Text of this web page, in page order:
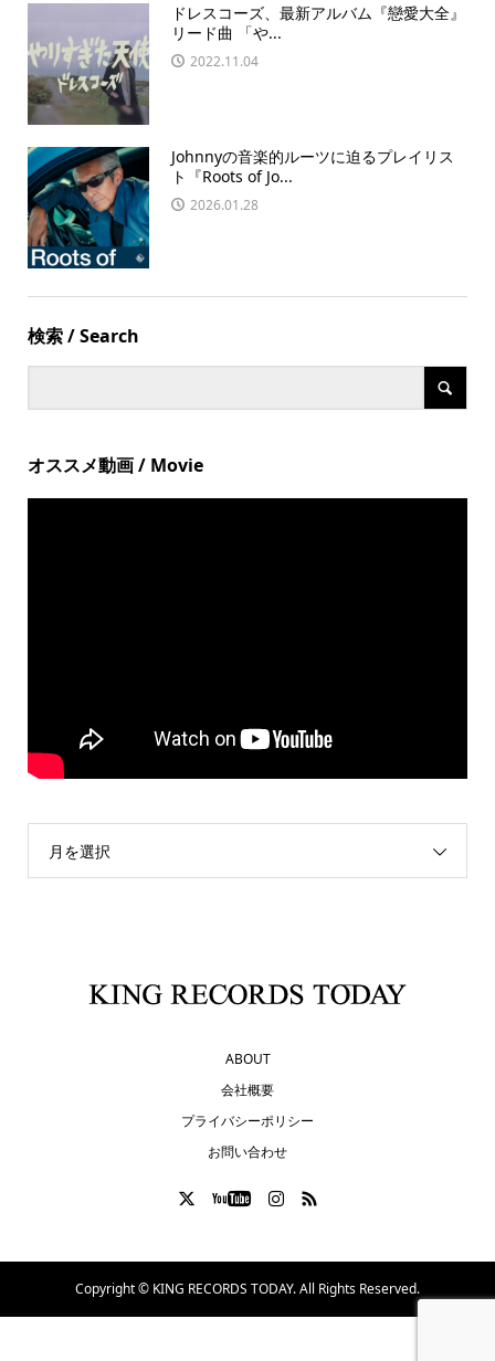
ドレスコーズ、最新アルバム『戀愛大全』
リード曲 「や...
2022.11.04
Johnnyの音楽的ルーツに迫るプレイリス
ト『Roots of Jo...
2026.01.28
検索 / Search
オススメ動画 / Movie
月を選択
ABOUT
会社概要
プライバシーポリシー
お問い合わせ
Copyright © KING RECORDS TODAY. All Rights Reserved.